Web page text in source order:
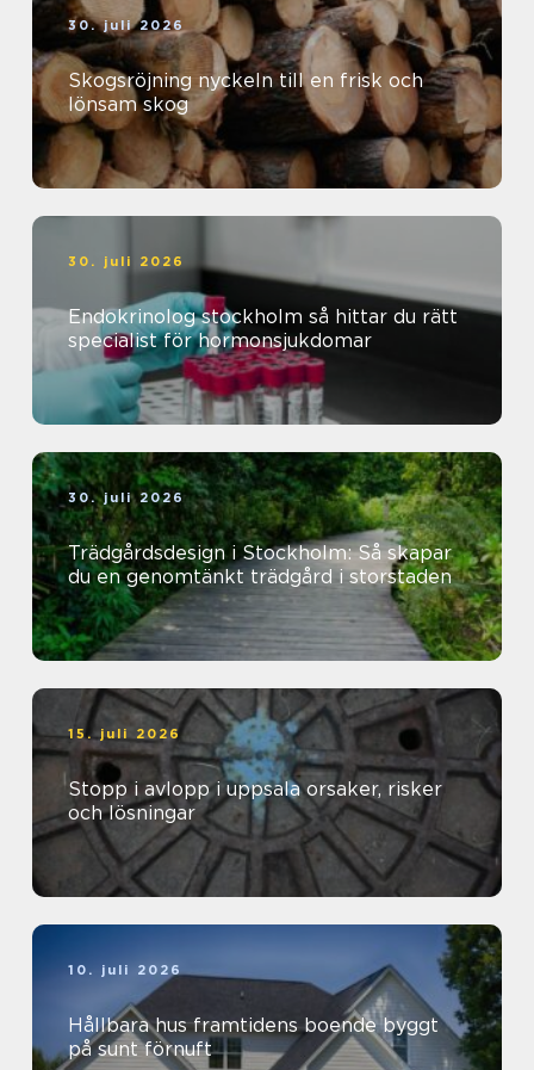
30. juli 2026
Skogsröjning nyckeln till en frisk och
lönsam skog
30. juli 2026
Endokrinolog stockholm så hittar du rätt
specialist för hormonsjukdomar
30. juli 2026
Trädgårdsdesign i Stockholm: Så skapar
du en genomtänkt trädgård i storstaden
15. juli 2026
Stopp i avlopp i uppsala orsaker, risker
och lösningar
10. juli 2026
Hållbara hus framtidens boende byggt
på sunt förnuft